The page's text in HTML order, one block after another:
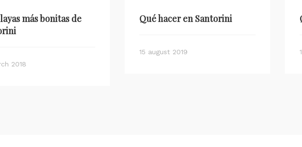
más bonitas de
2018
Qué hacer en Santorini
15 august 2019